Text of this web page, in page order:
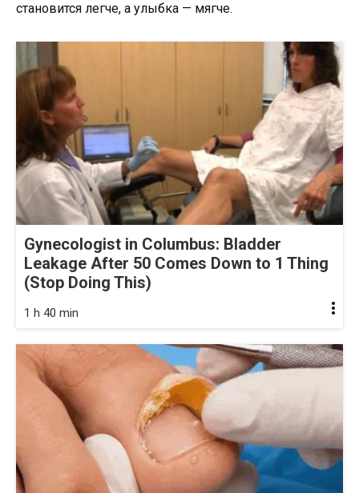
становится легче, а улыбка — мягче.
Gynecologist in Columbus: Bladder
Leakage After 50 Comes Down to 1 Thing
(Stop Doing This)
1 h 40 min